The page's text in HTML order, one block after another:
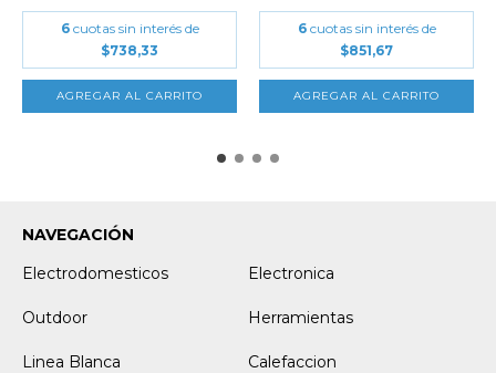
6 cuotas sin interés de
$738,33
6 cuotas sin interés de
$851,67
NAVEGACIÓN
Electrodomesticos
Electronica
Outdoor Herramientas
Linea Blanca Calefaccion